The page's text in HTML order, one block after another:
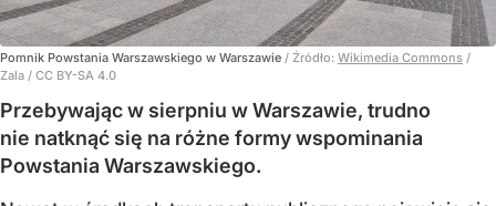
Pomnik Powstania Warszawskiego w Warszawie / Źródło: Wikimedia Commons /
Zala / CC BY-SA 4.0
Przebywając w sierpniu w Warszawie, trudno
nie natknąć się na różne formy wspominania
Powstania Warszawskiego.